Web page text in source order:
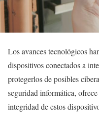
Los avances tecnológicos
dispositivos conectados a
protegerlos de posibles
seguridad informática,
integridad de estos